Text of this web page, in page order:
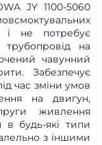
JY 1100-5060
і не потребує
на
чавунний
Забезпечує
час зміни умов
на двигун,
живлення
в будь-які типи
з іншими